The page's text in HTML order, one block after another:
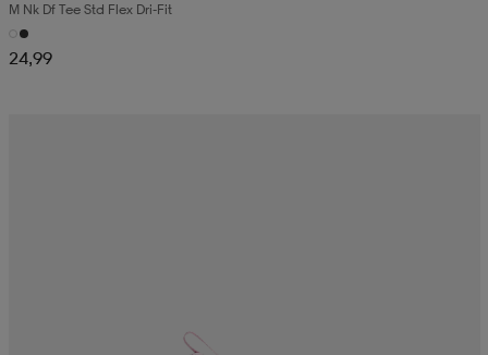
M Nk Df Tee Std Flex Dri-Fit
24,99